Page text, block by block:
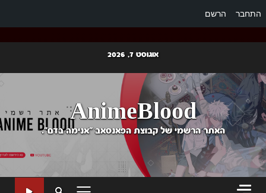
התחבר הרשם
content
אוגוסט 7, 2026
AnimeBlood
האתר הרשמי של קבוצת הפאנסאב "אנימה בדם".